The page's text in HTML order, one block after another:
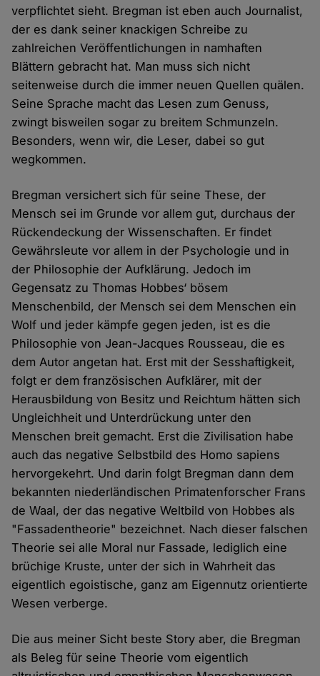
verpflichtet sieht. Bregman ist eben auch Journalist,
der es dank seiner knackigen Schreibe zu
zahlreichen Veröffentlichungen in namhaften
Blättern gebracht hat. Man muss sich nicht
seitenweise durch die immer neuen Quellen quälen.
Seine Sprache macht das Lesen zum Genuss,
zwingt bisweilen sogar zu breitem Schmunzeln.
Besonders, wenn wir, die Leser, dabei so gut
wegkommen.
Bregman versichert sich für seine These, der
Mensch sei im Grunde vor allem gut, durchaus der
Rückendeckung der Wissenschaften. Er findet
Gewährsleute vor allem in der Psychologie und in
der Philosophie der Aufklärung. Jedoch im
Gegensatz zu Thomas Hobbes‘ bösem
Menschenbild, der Mensch sei dem Menschen ein
Wolf und jeder kämpfe gegen jeden, ist es die
Philosophie von Jean-Jacques Rousseau, die es
dem Autor angetan hat. Erst mit der Sesshaftigkeit,
folgt er dem französischen Aufklärer, mit der
Herausbildung von Besitz und Reichtum hätten sich
Ungleichheit und Unterdrückung unter den
Menschen breit gemacht. Erst die Zivilisation habe
auch das negative Selbstbild des Homo sapiens
hervorgekehrt. Und darin folgt Bregman dann dem
bekannten niederländischen Primatenforscher Frans
de Waal, der das negative Weltbild von Hobbes als
"Fassadentheorie" bezeichnet. Nach dieser falschen
Theorie sei alle Moral nur Fassade, lediglich eine
brüchige Kruste, unter der sich in Wahrheit das
eigentlich egoistische, ganz am Eigennutz orientierte
Wesen verberge.
Die aus meiner Sicht beste Story aber, die Bregman
als Beleg für seine Theorie vom eigentlich